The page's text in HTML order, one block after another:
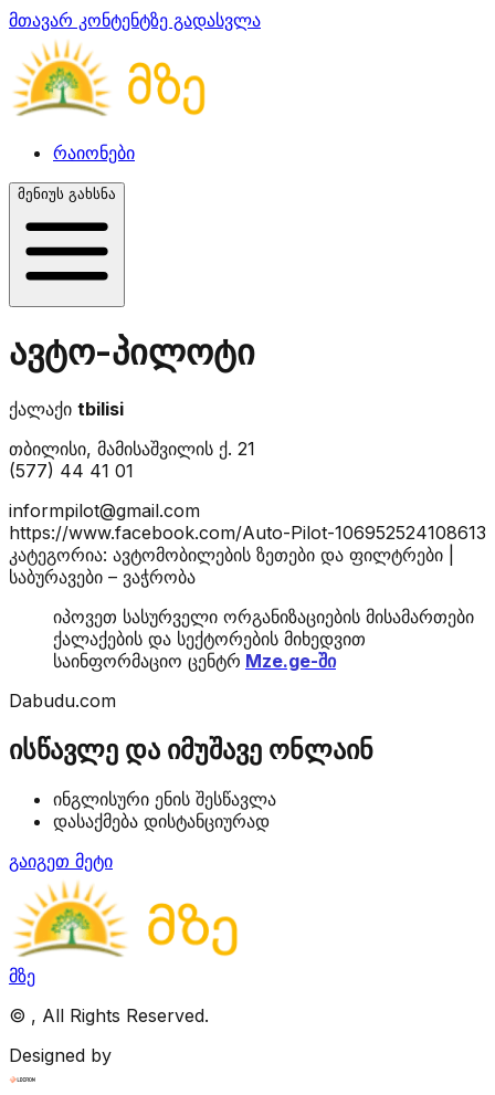
მთავარ კონტენტზე გადასვლა
რაიონები
მენიუს გახსნა
ავტო-პილოტი
ქალაქი tbilisi
თბილისი, მამისაშვილის ქ. 21
(577) 44 41 01
informpilot@gmail.com
https://www.facebook.com/Auto-Pilot-106952524108613
კატეგორია: ავტომობილების ზეთები და ფილტრები |
საბურავები – ვაჭრობა
იპოვეთ სასურველი ორგანიზაციების მისამართები
ქალაქების და სექტორების მიხედვით
საინფორმაციო ცენტრ Mze.ge-ში
Dabudu.com
ისწავლე და იმუშავე ონლაინ
ინგლისური ენის შესწავლა
დასაქმება დისტანციურად
გაიგეთ მეტი
მზე
© , All Rights Reserved.
Designed by